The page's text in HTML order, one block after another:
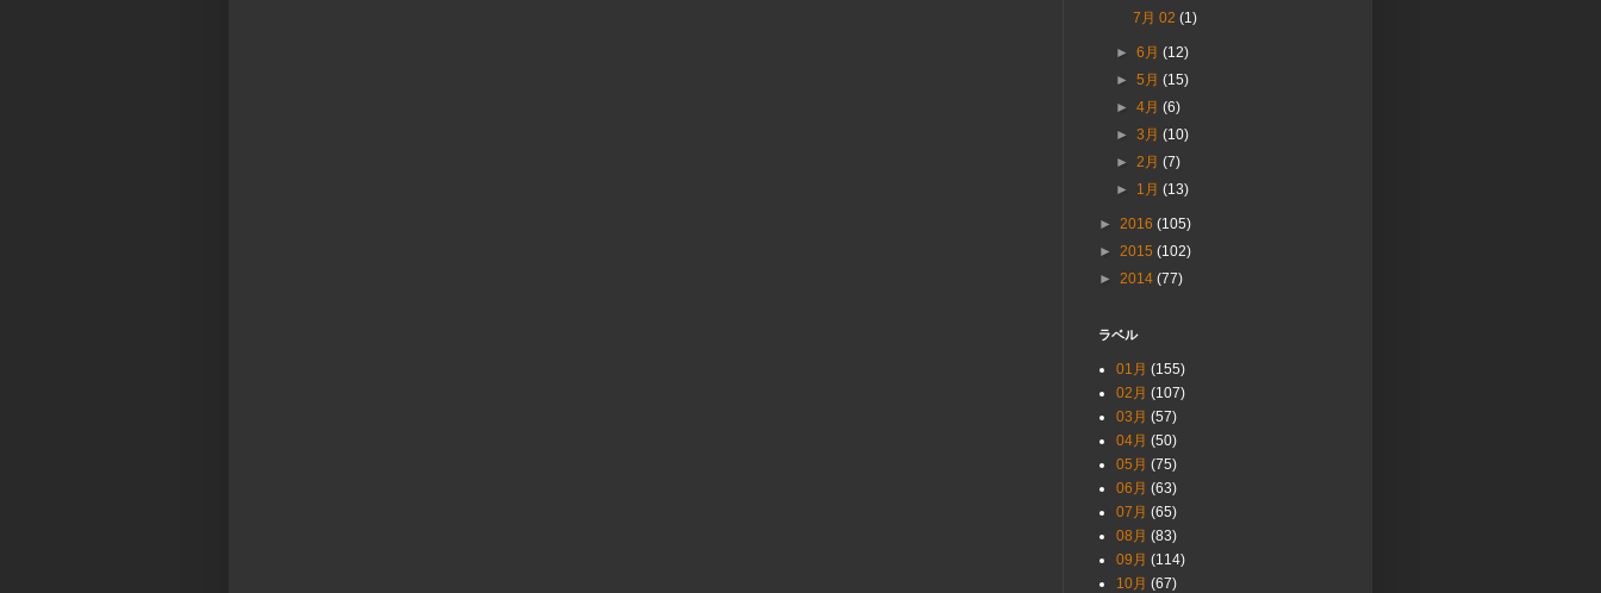
7月 02 (1)
►6月(12)
►5月(15)
►4月(6)
►3月(10)
► 2月(7)
► 1月(13)
► 2016 (105)
► 2015 (102)
► 2014 (77)
ラベル
01月 (155)
02月 (107)
03月 (57)
04月 (50)
05月 (75)
06月 (63)
07月 (65)
08月 (83)
09月 (114)
10月 (67)